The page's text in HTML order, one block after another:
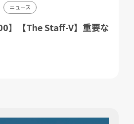
ニュース
】【The Staff-V】重要な